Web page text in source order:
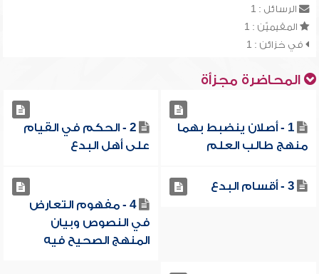
الرسائل : 1
المقيميّن : 1
في خزائن : 1
المحاضرة مجزأة
1 - أصلان ينضبط بهما
منهج طالب العلم
2 - الحكم في القيام
على أهل البدع
3 - أقسام البدع
4 - مفهوم التعارض
في النصوص وبيان
المنهج الصحيح فيه